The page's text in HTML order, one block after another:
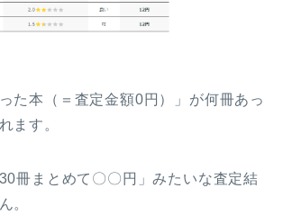
た本（＝査定金額0円）」が何冊あっ
ます。
冊まとめて〇〇円」みたいな査定結
。